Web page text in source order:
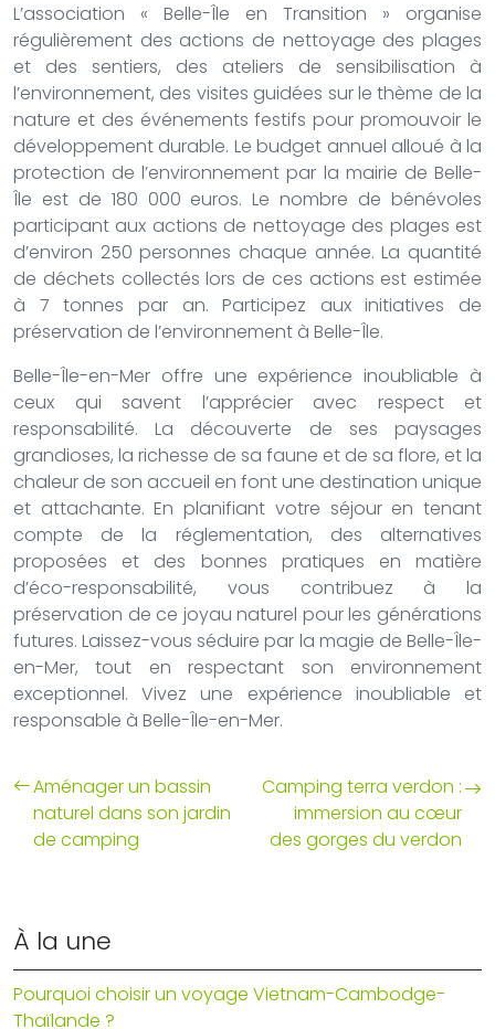
L’association « Belle-Île en Transition » organise
régulièrement des actions de nettoyage des plages
et des sentiers, des ateliers de sensibilisation à
l’environnement, des visites guidées sur le thème de la
nature et des événements festifs pour promouvoir le
développement durable. Le budget annuel alloué à la
protection de l’environnement par la mairie de Belle-
Île est de 180 000 euros. Le nombre de bénévoles
participant aux actions de nettoyage des plages est
d’environ 250 personnes chaque année. La quantité
de déchets collectés lors de ces actions est estimée
à 7 tonnes par an. Participez aux initiatives de
préservation de l’environnement à Belle-Île.
Belle-Île-en-Mer offre une expérience inoubliable à
ceux qui savent l’apprécier avec respect et
responsabilité. La découverte de ses paysages
grandioses, la richesse de sa faune et de sa flore, et la
chaleur de son accueil en font une destination unique
et attachante. En planifiant votre séjour en tenant
compte de la réglementation, des alternatives
proposées et des bonnes pratiques en matière
d’éco-responsabilité, vous contribuez à la
préservation de ce joyau naturel pour les générations
futures. Laissez-vous séduire par la magie de Belle-Île-
en-Mer, tout en respectant son environnement
exceptionnel. Vivez une expérience inoubliable et
responsable à Belle-Île-en-Mer.
Aménager un bassin
naturel dans son jardin
de camping
Camping terra verdon :
immersion au cœur
des gorges du verdon
À la une
Pourquoi choisir un voyage Vietnam-Cambodge-
Thaïlande ?